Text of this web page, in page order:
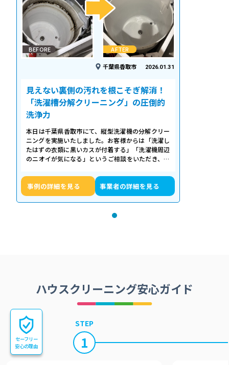
BEFORE AFTER
千葉県香取市 2026.01.31
見えない裏側の汚れを根こそぎ解消！
「洗濯槽分解クリーニング」の圧倒的
洗浄力
本日は千葉県香取市にて、縦型洗濯機の分解クリー
ニングを実施いたしました。お客様からは「洗濯し
たはずの衣類に黒いカスが付着する」「洗濯機周辺
のニオイが気になる」というご相談をいただき、内
事例の詳細を見る 事業者の詳細を見る
ハウスクリーニング安心ガイド
STEP
1
セーフリー
安心の理由